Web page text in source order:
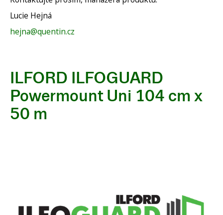
Lucie Hejná
hejna@quentin.cz
ILFORD ILFOGUARD
Powermount Uni 104 cm x
50 m